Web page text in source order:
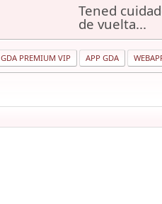
Tened
de vuelta...
GDA PREMIUM VIP APP GDA